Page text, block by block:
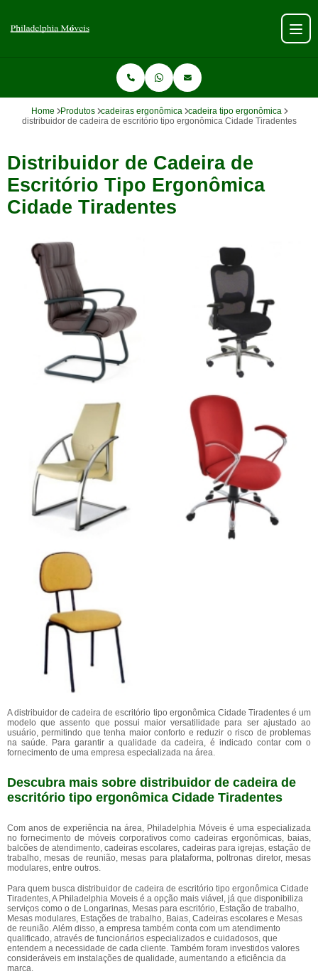
Home Produtos cadeiras ergonômica cadeira tipo ergonômica
distribuidor de cadeira de escritório tipo ergonômica Cidade Tiradentes
Distribuidor de Cadeira de
Escritório Tipo Ergonômica
Cidade Tiradentes
A distribuidor de cadeira de escritório tipo ergonômica Cidade Tiradentes é um
modelo que assento que possui maior versatilidade para ser ajustado ao
usuário, permitindo que tenha maior conforto e reduzir o risco de problemas
na saúde. Para garantir a qualidade da cadeira, é indicado contar com o
fornecimento de uma empresa especializada na área.
Descubra mais sobre distribuidor de cadeira de
escritório tipo ergonômica Cidade Tiradentes
Com anos de experiência na área, Philadelphia Móveis é uma especializada
no fornecimento de móveis corporativos como cadeiras ergonômicas, baias,
balcões de atendimento, cadeiras escolares, cadeiras para igrejas, estação de
trabalho, mesas de reunião, mesas para plataforma, poltronas diretor, mesas
modulares, entre outros.
Para quem busca distribuidor de cadeira de escritório tipo ergonômica Cidade
Tiradentes, A Philadelphia Moveis é a opção mais viável, já que disponibiliza
serviços como o de Longarinas, Mesas para escritório, Estação de trabalho,
Mesas modulares, Estações de trabalho, Baias, Cadeiras escolares e Mesas
de reunião. Além disso, a empresa também conta com um atendimento
qualificado, através de funcionários especializados e cuidadosos, que
entendem a necessidade de cada cliente. Também foram investidos valores
consideráveis em instalações de qualidade, aumentando a eficiência da
marca.